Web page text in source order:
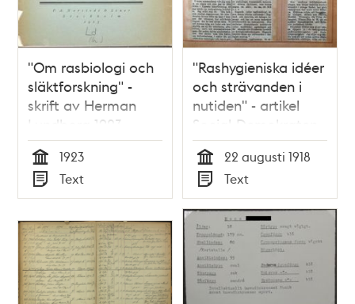
"Om rasbiologi och
släktforskning" -
skrift av Herman
Lundborg 1923
Tid
1923
Typ
Text
"Rashygieniska idéer
och strävanden i
nutiden" - artikel
Social-Demokraten
1918
Tid
22 augusti 1918
Typ
Text